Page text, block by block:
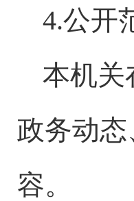
4.公开
本机关
政务动
容。